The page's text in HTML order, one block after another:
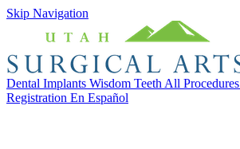
Skip Navigation
Dental Implants Wisdom Teeth All Procedures
Registration En Español